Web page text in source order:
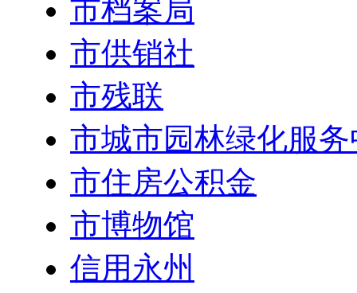
市档案局
市供销社
市残联
市城市园林绿化服
市住房公积金
市博物馆
信用永州